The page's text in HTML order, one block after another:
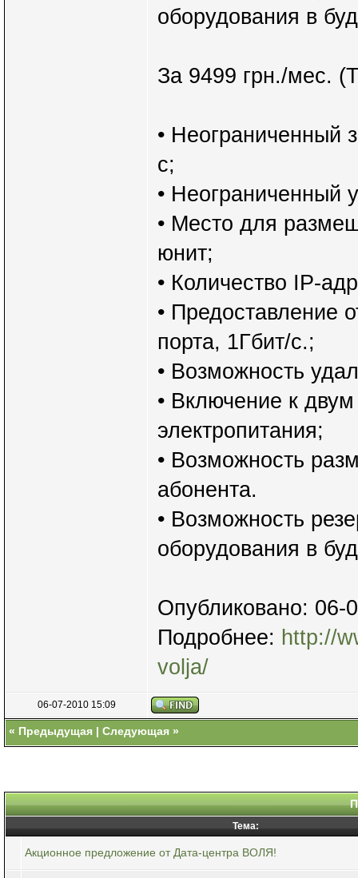
оборудования в
За 9499 грн./мес.
• Неограниченный
с;
• Неограниченный
• Место для
юнит;
• Количество IP-
• Предоставление
порта, 1Гбит/с.;
• Возможность
• Включение к
электропитания;
• Возможность
абонента.
• Возможность
оборудования в
Опубликовано: 06-
Подробнее: http://
volja/
06-07-2010 15:09
« Предыдущая | Следующая »
Тема:
Акционное предложение от Дата-центра ВОЛЯ!